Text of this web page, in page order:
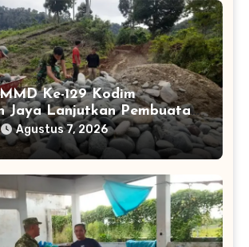
Ke-129 Kodim
Jaya Lanjutkan Pembuatan
Kayu 4×6
Agustus 7, 2026